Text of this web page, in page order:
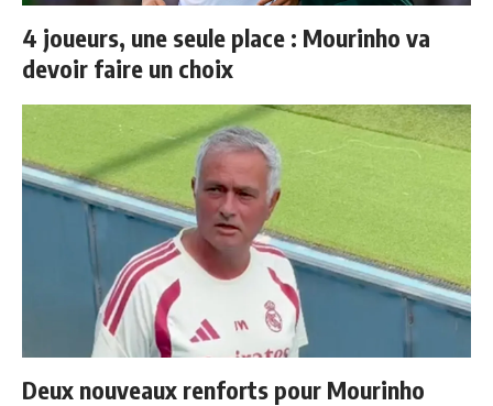
4 joueurs, une seule place : Mourinho va
devoir faire un choix
Deux nouveaux renforts pour Mourinho